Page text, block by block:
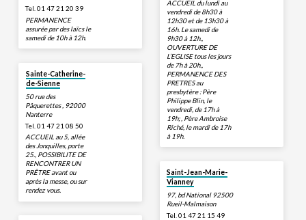
Tel. 01 47 21 20 39
PERMANENCE
assurée par des laïcs le
samedi de 10h à 12h.
Sainte-Catherine-
de-Sienne
50 rue des
Pâquerettes , 92000
Nanterre
Tel. 01 47 21 08 50
ACCUEIL au 5, allée
des Jonquilles, porte
25., POSSIBILITE DE
RENCONTRER UN
PRÊTRE avant ou
après la messe, ou sur
rendez vous.
ACCUEIL du lundi au
vendredi de 8h30 à
12h30 et de 13h30 à
16h. Le samedi de
9h30 à 12h.,
OUVERTURE DE
L’EGLISE tous les jours
de 7h à 20h.,
PERMANENCE DES
PRETRES au
presbytère : Père
Philippe Blin, le
vendredi, de 17h à
19h; , Père Ambroise
Riché, le mardi de 17h
à 19h.
Saint-Jean-Marie-
Vianney
97, bd National 92500
Rueil-Malmaison
Tel. 01 47 21 15 49